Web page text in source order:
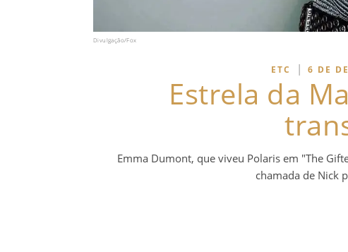
Divulgação/Fox
ETC | 6 DE
Estrela da
Emma Dumont, que viveu Polaris em "The
chamada de Nick